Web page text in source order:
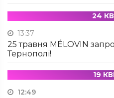
24
13:37
25 травня MÉLOVIN
Тернополі!
19
12:49